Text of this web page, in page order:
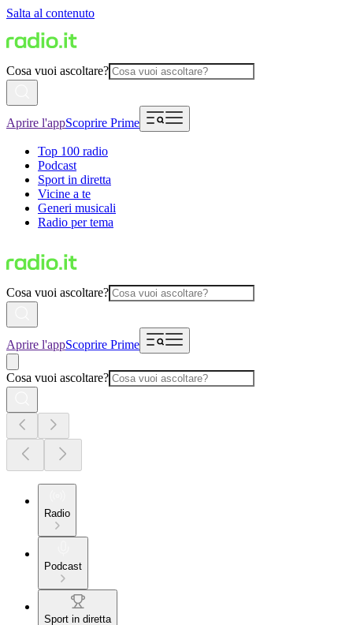
Salta al contenuto
Cosa vuoi ascoltare?
Aprire l'appScoprire Prime
Top 100 radio
Podcast
Sport in diretta
Vicine a te
Generi musicali
Radio per tema
Cosa vuoi ascoltare?
Aprire l'appScoprire Prime
Cosa vuoi ascoltare?
Radio
Podcast
Sport in diretta